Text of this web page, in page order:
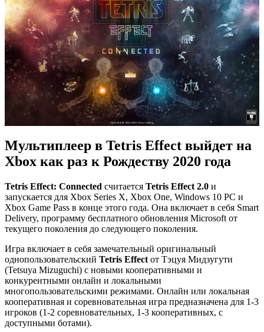
Мультиплеер в Tetris Effect выйдет на
Xbox как раз к Рождеству 2020 года
Tetris Effect: Connected считается Tetris Effect 2.0 и
запускается для Xbox Series X, Xbox One, Windows 10 PC и
Xbox Game Pass в конце этого года. Она включает в себя Smart
Delivery, программу бесплатного обновления Microsoft от
текущего поколения до следующего поколения.
Игра включает в себя замечательный оригинальный
однопользовательский Tetris Effect от Тэцуя Мидзугути
(Tetsuya Mizuguchi) с новыми кооперативными и
конкурентными онлайн и локальными
многопользовательскими режимами. Онлайн или локальная
кооперативная и соревновательная игра предназначена для 1-3
игроков (1-2 соревновательных, 1-3 кооперативных, с
доступными ботами).